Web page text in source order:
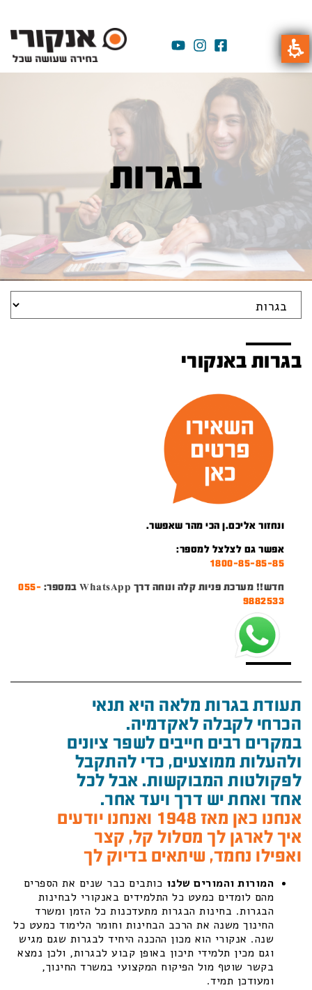
בגרות
בגרות באנקורי
ונחזור אליכם.ן הכי מהר שאפשר.
אפשר גם לצלצל למספר:
1800-85-85-85
חדש!! מערכת פניות קלה ונוחה דרך WhatsApp במספר:
055-
9882533
תעודת בגרות מלאה היא תנאי
הכרחי לקבלה לאקדמיה.
במקרים רבים חייבים לשפר ציונים
ולהעלות ממוצעים, כדי להתקבל
לפקולטות המבוקשות. אבל לכל
אחד ואחת יש דרך ויעד אחר.
אנחנו כאן מאז 1948 ואנחנו יודעים
איך לארגן לך מסלול קל, קצר
ואפילו נחמד, שיתאים בדיוק לך
המורות והמורים שלנו כותבים כבר שנים את הספרים
מהם לומדים כמעט כל התלמידים באנקורי לבחינות
הבגרות. בחינות הבגרות מתעדכנות כל הזמן ומשרד
החינוך משנה את הרכב הבחינות וחומר הלימוד כמעט כל
שנה. אנקורי הוא מכון ההכנה היחיד לבגרות שגם מגיש
וגם מכין תלמידי תיכון באופן קבוע לבגרות, ולכן נמצא
בקשר שוטף מול הפיקוח המקצועי במשרד החינוך,
ומעודכן תמיד.